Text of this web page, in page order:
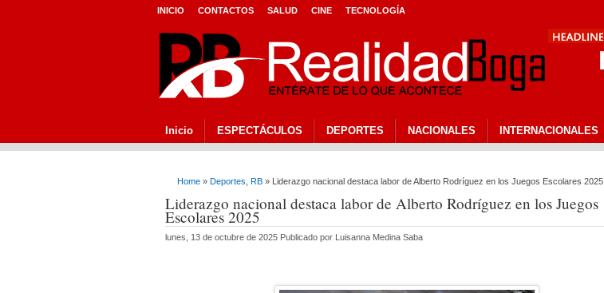
INICIO CONTACTOS SALUD CINE TECNOLOGÍA
Inicio ESPECTÁCULOS DEPORTES NACIONALES INTERNACIONALES
Home » Deportes RB » Liderazgo nacional destaca labor de Alberto Rodríguez en los Juegos Escolares 2025
Liderazgo nacional destaca labor de Alberto Rodríguez en los Juegos
Escolares 2025
lunes, 13 de octubre de 2025 Publicado por Luisanna Medina Saba